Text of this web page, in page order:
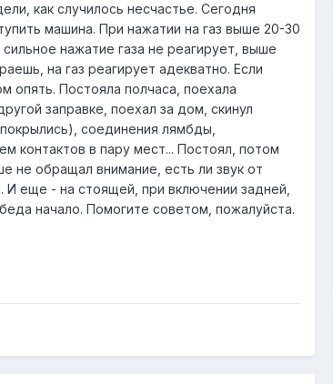
как случилось несчастье. Сегодня
машина. При нажатии на газ выше 20-30
нажатие газа не реагирует, выше
на газ реагирует адекватно. Если
опять. Постояла полчаса, поехала
заправке, поехал за дом, скинул
соединения лямбды,
контактов в пару мест... Постоял, потом
не обращал внимание, есть ли звук от
И еще - на стоящей, при включении задней,
начало. Помогите советом, пожалуйста.